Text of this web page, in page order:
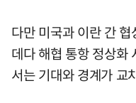
다만 미국과 이란 간
데다 해협 통항 정상화
서는 기대와 경계가 교